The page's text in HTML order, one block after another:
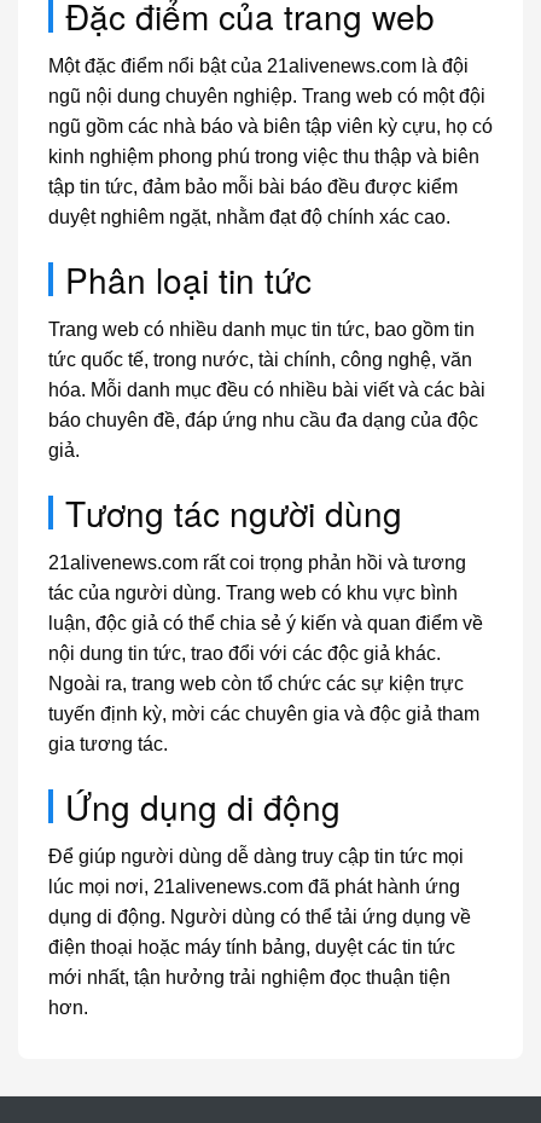
Đặc điểm của trang web
Một đặc điểm nổi bật của 21alivenews.com là đội
ngũ nội dung chuyên nghiệp. Trang web có một đội
ngũ gồm các nhà báo và biên tập viên kỳ cựu, họ có
kinh nghiệm phong phú trong việc thu thập và biên
tập tin tức, đảm bảo mỗi bài báo đều được kiểm
duyệt nghiêm ngặt, nhằm đạt độ chính xác cao.
Phân loại tin tức
Trang web có nhiều danh mục tin tức, bao gồm tin
tức quốc tế, trong nước, tài chính, công nghệ, văn
hóa. Mỗi danh mục đều có nhiều bài viết và các bài
báo chuyên đề, đáp ứng nhu cầu đa dạng của độc
giả.
Tương tác người dùng
21alivenews.com rất coi trọng phản hồi và tương
tác của người dùng. Trang web có khu vực bình
luận, độc giả có thể chia sẻ ý kiến và quan điểm về
nội dung tin tức, trao đổi với các độc giả khác.
Ngoài ra, trang web còn tổ chức các sự kiện trực
tuyến định kỳ, mời các chuyên gia và độc giả tham
gia tương tác.
Ứng dụng di động
Để giúp người dùng dễ dàng truy cập tin tức mọi
lúc mọi nơi, 21alivenews.com đã phát hành ứng
dụng di động. Người dùng có thể tải ứng dụng về
điện thoại hoặc máy tính bảng, duyệt các tin tức
mới nhất, tận hưởng trải nghiệm đọc thuận tiện
hơn.